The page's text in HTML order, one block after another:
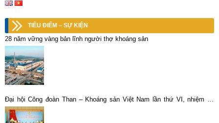
TIÊU ĐIỂM – SỰ KIỆN
28 năm vững vàng bản lĩnh người thợ khoáng sản
Đại hội Công đoàn Than – Khoáng sản Việt Nam lần thứ VI, nhiệm kỳ
2023-2028 thành công tốt đẹp.